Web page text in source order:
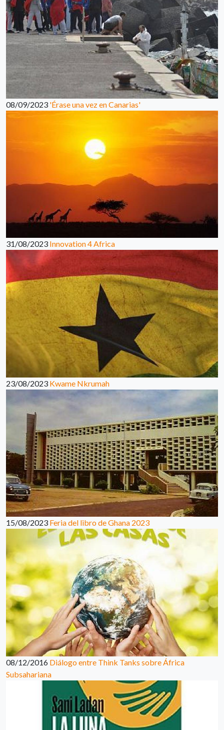
08/09/2023 'Érase una vez en Canarias'
31/08/2023 Innovation 4 Africa
23/08/2023 Kwame Nkrumah
15/08/2023 Feria del libro de Ghana 2023
08/12/2016 Diálogo entre Think Tanks sobre África
Subsahariana